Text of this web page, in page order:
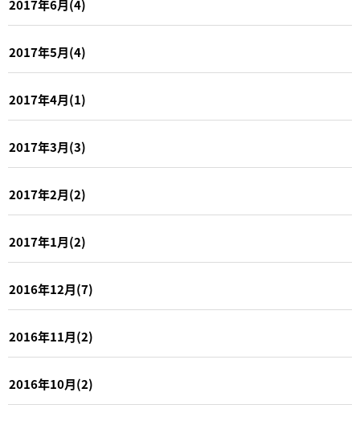
2017年6月(4)
2017年5月(4)
2017年4月(1)
2017年3月(3)
2017年2月(2)
2017年1月(2)
2016年12月(7)
2016年11月(2)
2016年10月(2)